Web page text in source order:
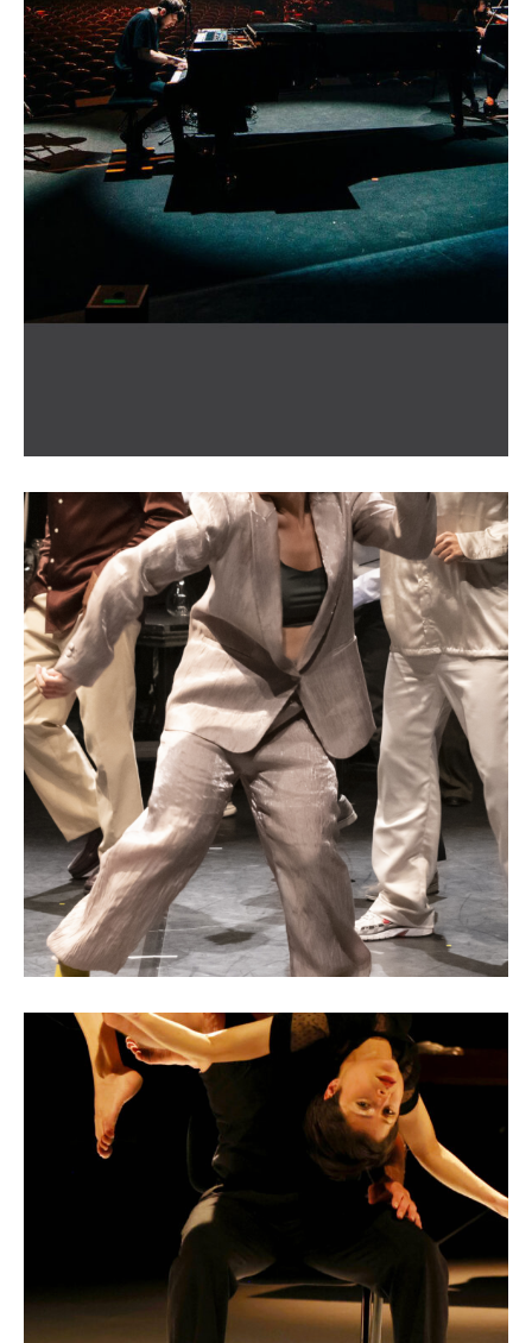
Laake – Double Quatuor
Hip Hop Opening
Imperfecto